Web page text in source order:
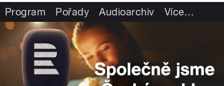
Program Pořady Audioarchiv Více…